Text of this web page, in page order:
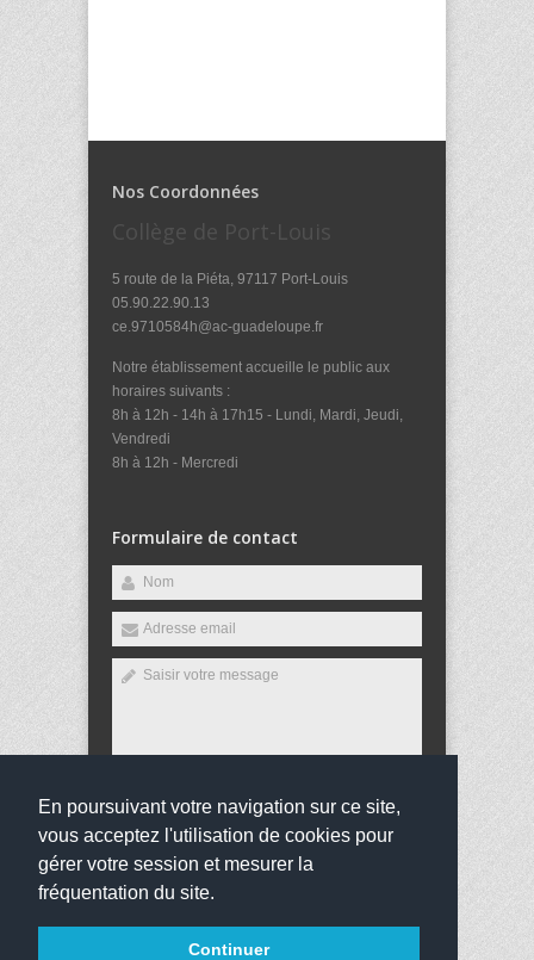
En poursuivant votre navigation sur ce site,
vous acceptez l'utilisation de cookies pour
gérer votre session et mesurer la
fréquentation du site.
Continuer
Nos Coordonnées
Collège de Port-Louis
5 route de la Piéta, 97117 Port-Louis
05.90.22.90.13
ce.9710584h@ac-guadeloupe.fr
Notre établissement accueille le public aux
horaires suivants :
8h à 12h - 14h à 17h15 - Lundi, Mardi, Jeudi,
Vendredi
8h à 12h - Mercredi
Formulaire de contact
Envoyer
réservés